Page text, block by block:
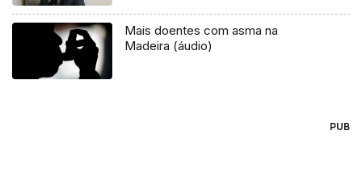
Mais doentes com asma na
Madeira (áudio)
PUB